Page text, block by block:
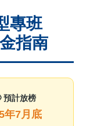
專班
指南
預計放榜
年7月底